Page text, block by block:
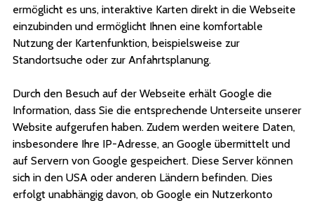
ermöglicht es uns, interaktive Karten direkt in die Webseite
einzubinden und ermöglicht Ihnen eine komfortable
Nutzung der Kartenfunktion, beispielsweise zur
Standortsuche oder zur Anfahrtsplanung.
Durch den Besuch auf der Webseite erhält Google die
Information, dass Sie die entsprechende Unterseite unserer
Website aufgerufen haben. Zudem werden weitere Daten,
insbesondere Ihre IP-Adresse, an Google übermittelt und
auf Servern von Google gespeichert. Diese Server können
sich in den USA oder anderen Ländern befinden. Dies
erfolgt unabhängig davon, ob Google ein Nutzerkonto